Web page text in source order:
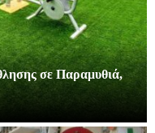
σε Παραμυθιά,